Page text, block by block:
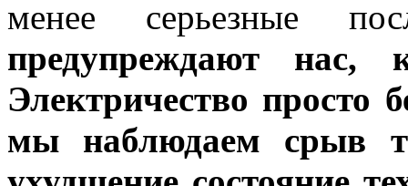
менее серьезные
предупреждают нас,
Электричество просто
мы наблюдаем срыв